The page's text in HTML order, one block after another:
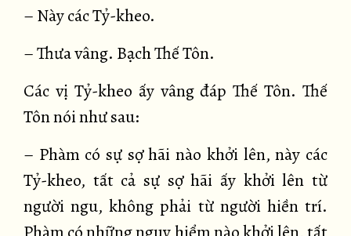
– Này các Tỷ-kheo.
– Thưa vâng. Bạch Thế Tôn.
Các vị Tỷ-kheo ấy vâng đáp Thế Tôn. Thế
Tôn nói như sau:
– Phàm có sự sợ hãi nào khởi lên, này các
Tỷ-kheo, tất cả sự sợ hãi ấy khởi lên từ
người ngu, không phải từ người hiền trí.